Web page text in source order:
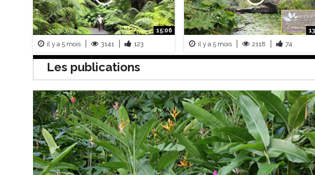
15:06
il y a 5 mois 3141 123 il y a 5 mois 2118 74
Les publications